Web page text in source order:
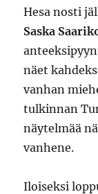
Hesa nosti
Saska
näet
vanhan
tulkinnan
näytelmää
vanhene.
Iloiseksi